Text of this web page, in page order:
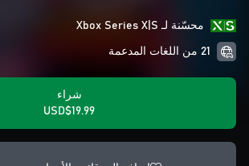
محسّنة لـ Xbox Series X|S
21 من اللغات المدعمة
شراء
USD$19.99